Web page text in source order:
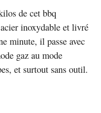
de cet bbq
inoxydable et livré
minute, il passe avec
gaz au mode
et surtout sans outil.